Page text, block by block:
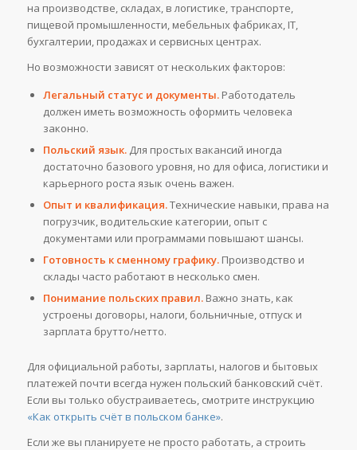
на производстве, складах, в логистике, транспорте,
пищевой промышленности, мебельных фабриках, IT,
бухгалтерии, продажах и сервисных центрах.
Но возможности зависят от нескольких факторов:
Легальный статус и документы.Работодатель
должен иметь возможность оформить человека
законно.
Польский язык.Для простых вакансий иногда
достаточно базового уровня, но для офиса, логистики и
карьерного роста язык очень важен.
Опыт и квалификация.Технические навыки, права на
погрузчик, водительские категории, опыт с
документами или программами повышают шансы.
Готовность к сменному графику.Производство и
склады часто работают в несколько смен.
Понимание польских правил.Важно знать, как
устроены договоры, налоги, больничные, отпуск и
зарплата брутто/нетто.
Для официальной работы, зарплаты, налогов и бытовых
платежей почти всегда нужен польский банковский счёт.
Если вы только обустраиваетесь, смотрите инструкцию
«Как открыть счёт в польском банке».
Если же вы планируете не просто работать, а строить